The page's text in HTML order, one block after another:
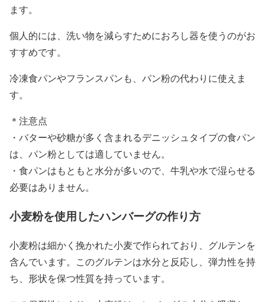
ます。
個人的には、洗い物を減らすためにおろし器を使うのがお
すすめです。
冷凍食パンやフランスパンも、パン粉の代わりに使えま
す。
＊注意点
・バターや砂糖が多く含まれるデニッシュタイプの食パン
は、パン粉としては適していません。
・食パンはもともと水分が多いので、牛乳や水で湿らせる
必要はありません。
小麦粉を使用したハンバーグの作り方
小麦粉は細かく挽かれた小麦で作られており、グルテンを
含んでいます。このグルテンは水分と反応し、弾力性を持
ち、形状を保つ性質を持っています。